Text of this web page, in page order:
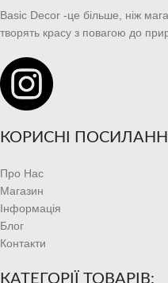
Basic Decor -це більше, ніж
творять красу з повагою до
КОРИСНІ
Про Нас
Магазин
Інформація
Блог
Контакти
КАТЕГОРІЇ ТОВАРІВ: